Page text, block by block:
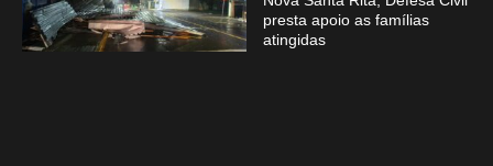
presta apoio as famílias
atingidas